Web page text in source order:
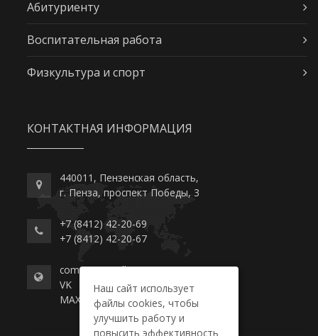
Абитуриенту
Воспитательная работа
Физкультура и спорт
КОНТАКТНАЯ ИНФОРМАЦИЯ
440011, Пензенская область,
г. Пенза, проспект Победы, 3
+7 (8412) 42-20-69
+7 (8412) 42-20-67
commerce-college.ru
VK
MAX
Наш сайт использует
файлы cookies, чтобы
улучшить работу и
повысить эффективность